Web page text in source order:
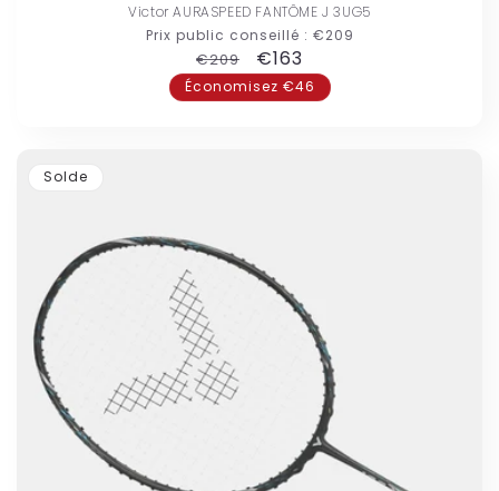
Victor AURASPEED FANTÔME J 3UG5
Prix public conseillé : €209
Prix
habituel
€209
Prix
promotionnel
€163
Économisez €46
Solde